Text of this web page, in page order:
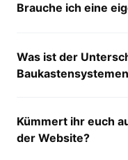
Brauche ich eine
Was ist der
Kümmert ihr euch
der Website?